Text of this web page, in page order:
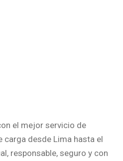
el mejor servicio de
desde Lima hasta el
responsable, seguro y con